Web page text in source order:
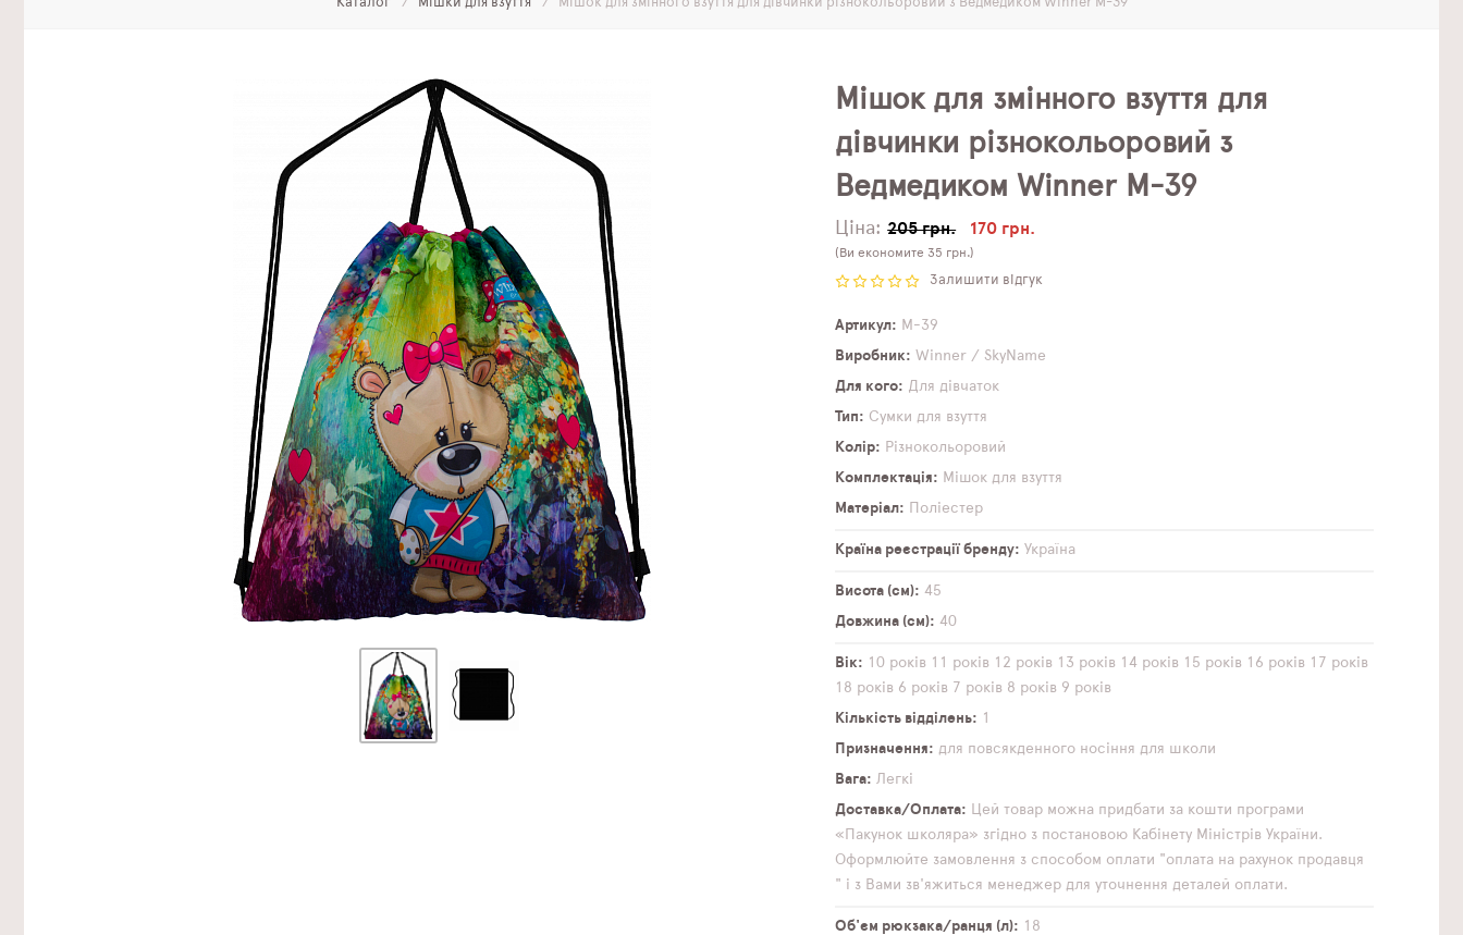
Мішок для змінного взуття для
дівчинки різнокольоровий з
Ведмедиком Winner M-39
Ціна: 205 грн. 170 грн.
(Ви економите 35 грн.)
Залишити відгук
Артикул
M-39
Виробник
Winner / SkyName
Для кого
Для дівчаток
Тип
Сумки для взуття
Колір
Різнокольоровий
Комплектація
Мішок для взуття
Матеріал
Поліестер
Країна реєстрації бренду Україна
Висота (см)
45
Довжина (см)
40
Вік 10 років 11 років 12 років 13 років 14 років 15 років 16 років 17 років
18 років 6 років 7 років 8 років 9 років
Кількість відділень
1
Призначення
для повсякденного носіння для школи
Вага
Легкі
Доставка/Оплата
Цей товар можна придбати за кошти програми
«Пакунок школяра» згідно з постановою Кабінету Міністрів України.
Оформлюйте замовлення з способом оплати "оплата на рахунок продавця
" і з Вами зв'яжиться менеджер для уточнення деталей оплати.
Об'єм рюкзака/ранця (л)
18